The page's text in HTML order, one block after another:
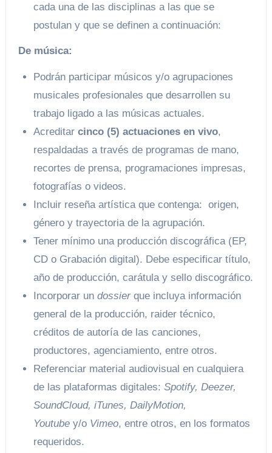
cada una de las disciplinas a las que se
postulan y que se definen a continuación:
De música:
Podrán participar músicos y/o agrupaciones
musicales profesionales que desarrollen su
trabajo ligado a las músicas actuales.
Acreditarcinco (5) actuaciones en vivo,
respaldadas a través de programas de mano,
recortes de prensa, programaciones impresas,
fotografías o videos.
Incluir reseña artística que contenga: origen,
género y trayectoria de la agrupación.
Tener mínimo una producción discográfica (EP,
CD o Grabación digital). Debe especificar título,
año de producción, carátula y sello discográfico.
Incorporar undossier que incluya información
general de la producción, raider técnico,
créditos de autoría de las canciones,
productores, agenciamiento, entre otros.
Referenciar material audiovisual en cualquiera
de las plataformas digitales:Spotify, Deezer,
SoundCloud, iTunes, DailyMotion,
Youtubey/o Vimeo, entre otros, en los formatos
requeridos.